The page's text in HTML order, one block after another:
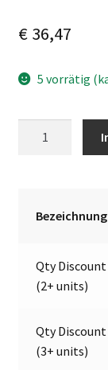
€36,47
5 vorrätig
07047
Menge
Bezeichnung
Qty Discount
(2+ units)
Qty Discount
(3+ units)